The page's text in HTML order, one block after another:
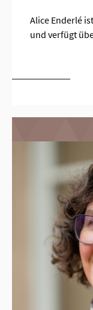
Alice Enderlé
und verfügt